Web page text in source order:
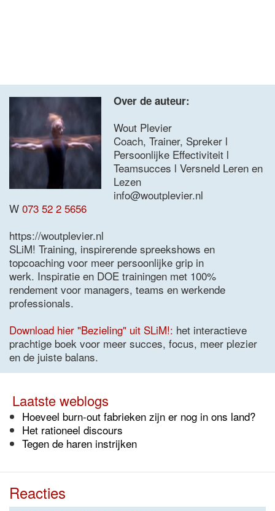
Over de auteur:
Wout Plevier
Coach, Trainer, Spreker l
Persoonlijke Effectiviteit l
Teamsucces l Versneld Leren en
Lezen
info@woutplevier.nl
W 073 52 2 5656
https://woutplevier.nl
SLiM! Training, inspirerende spreekshows en
topcoaching voor meer persoonlijke grip in
werk. Inspiratie en DOE trainingen met 100%
rendement voor managers, teams en werkende
professionals.
Download hier "Bezieling" uit SLiM!: het interactieve
prachtige boek voor meer succes, focus, meer plezier
en de juiste balans.
Laatste weblogs
Hoeveel burn-out fabrieken zijn er nog in ons land?
Het rationeel discours
Tegen de haren instrijken
Reacties